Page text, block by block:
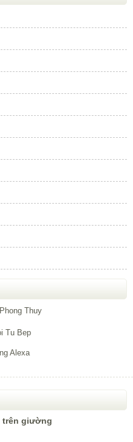
trên giường